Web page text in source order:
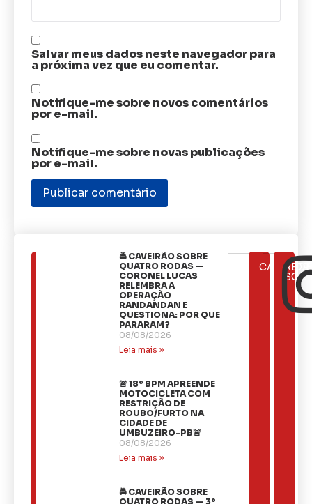
Salvar meus dados neste navegador para
a próxima vez que eu comentar.
Notifique-me sobre novos comentários
por e-mail.
Notifique-me sobre novas publicações
por e-mail.
🚔 CAVEIRÃO SOBRE
QUATRO RODAS —
CORONEL LUCAS
RELEMBRA A
OPERAÇÃO
RANDANDAN E
QUESTIONA: POR QUE
PARARAM?
08/08/2026
Leia mais »
🚨 18º BPM APREENDE
MOTOCICLETA COM
RESTRIÇÃO DE
ROUBO/FURTO NA
CIDADE DE
UMBUZEIRO-PB🚨
08/08/2026
Leia mais »
🚔 CAVEIRÃO SOBRE
QUATRO RODAS — 3º